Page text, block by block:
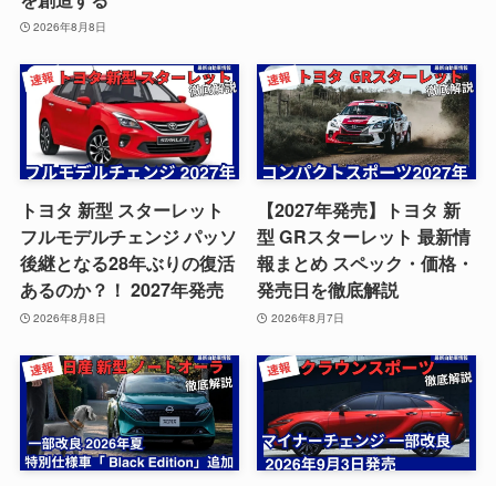
2026年8月8日
トヨタ 新型 スターレット
フルモデルチェンジ パッソ
後継となる28年ぶりの復活
あるのか？！ 2027年発売
2026年8月8日
【2027年発売】トヨタ 新
型 GRスターレット 最新情
報まとめ スペック・価格・
発売日を徹底解説
2026年8月7日